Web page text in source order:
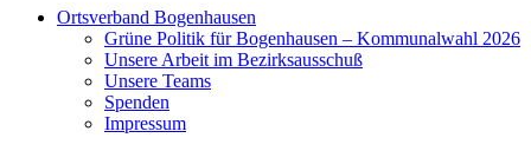
Ortsverband Bogenhausen
Grüne Politik für Bogenhausen – Kommunalwahl 2026
Unsere Arbeit im Bezirksausschuß
Unsere Teams
Spenden
Impressum